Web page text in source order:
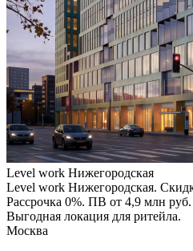
Level work Нижегородская
Level work Нижегородская.
Рассрочка 0%. ПВ от 4,9 млн руб.
Выгодная локация для ритейла.
Москва